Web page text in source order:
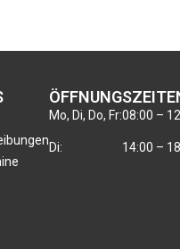
Mo, Di, Do, Fr:
Di:
08:00 –
14:00 –